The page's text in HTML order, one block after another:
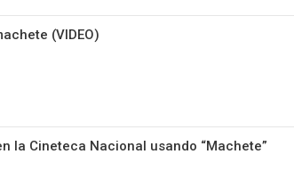
(VIDEO)
la Cineteca Nacional usando “Machete”